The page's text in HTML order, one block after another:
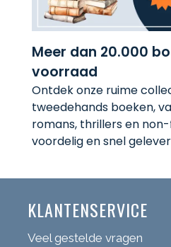
Meer dan 20.000
voorraad
Ontdek onze ruime
tweedehands boeken,
romans, thrillers en
voordelig en snel
KLANTENSERVICE
Veel gestelde vragen